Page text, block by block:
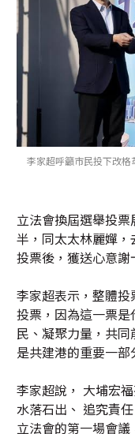
李家超呼籲市民投下改
立法會換屆選舉投
半，同太太林麗嬋
投票後，獲送心意謝
李家超表示，整體
投票，因為這一票
民、凝聚力量，共同
是共建港的重要一部
李家超說， 大埔宏
水落石出、 追究責
立法會的第一場會